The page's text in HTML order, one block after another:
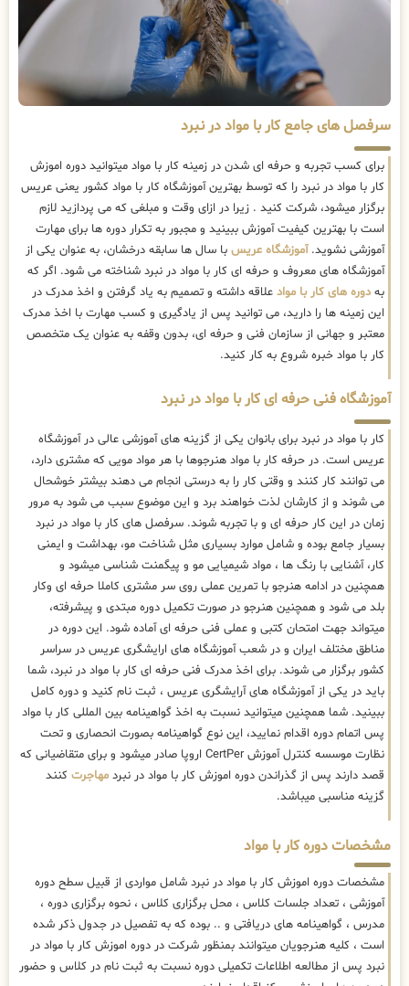
سرفصل های جامع کار با مواد در نبرد
برای کسب تجربه و حرفه ای شدن در زمینه کار با مواد میتوانید دوره اموزش
کار با مواد در نبرد را که توسط بهترینآموزشگاه کار با مواد کشور یعنی عریس
برگزار میشود، شرکت کنید . زیرا در ازای وقت و مبلغی که می پردازید لازم
است با بهترین کیفیت آموزش ببینید و مجبور به تکرار دوره ها برای مهارت
آموزشی نشوید.آموزشگاه عریس با سال ها سابقه درخشان، به عنوان یکی از
آموزشگاه های معروف و حرفه ای کار با مواد در نبرد شناخته می شود. اگر که
بهدوره های کار با مواد علاقه داشته و تصمیم به یاد گرفتن و اخذ مدرک در
این زمینه ها را دارید، می توانید پس از یادگیری و کسب مهارت با اخذ مدرک
معتبر و جهانی از سازمان فنی و حرفه ای، بدون وقفه به عنوان یک متخصص
کار با مواد خبره شروع به کار کنید.
آموزشگاه فنی حرفه ای کار با مواد در نبرد
کار با مواد در نبرد برای بانوان یکی از گزینه های آموزشی عالی در آموزشگاه
عریس است. در حرفه کار با مواد هنرجوها با هر مواد مویی که مشتری دارد،
می توانند کار کنند و وقتی کار را به درستی انجام می دهند بیشتر خوشحال
می شوند و از کارشان لذت خواهند برد و این موضوع سبب می شود به مرور
زمان در این کار حرفه ای و با تجربه شوند. سرفصل های کار با مواد در نبرد
بسیار جامع بوده و شامل موارد بسیاری مثل شناخت مو، بهداشت و ایمنی
کار، آشنایی با رنگ ها ، مواد شیمیایی مو و پیگمنت شناسی میشود و
همچنین در ادامه هنرجو با تمرین عملی روی سر مشتری کاملا حرفه ای وکار
بلد می شود و همچنین هنرجو در صورت تکمیل دوره مبتدی و پیشرفته،
میتواند جهت امتحان کتبی و عملی فنی حرفه ای آماده شود. این دوره در
مناطق مختلف ایران و در شعب آموزشگاه های ارایشگری عریس در سراسر
کشور برگزار می شوند. برای اخذ مدرک فنی حرفه ای کار با مواد در نبرد، شما
باید در یکی از آموزشگاه های آرایشگری عریس ، ثبت نام کنید و دوره کامل
ببینید. شما همچنین میتوانید نسبت به اخذ گواهینامه بین المللی کار با مواد
پس اتمام دوره اقدام نمایید، این نوع گواهینامه بصورت انحصاری و تحت
نظارت موسسه کنترل آموزش CertPer اروپا صادر میشود و برای متقاضیانی که
قصد دارند پس از گذراندن دوره اموزش کار با مواد در نبرد مهاجرت کنند
گزینه مناسبی میباشد.
مشخصات دوره کار با مواد
مشخصات دوره اموزش کار با مواد در نبرد شامل مواردی از قبیل سطح دوره
آموزشی ، تعداد جلسات کلاس ، محل برگزاری کلاس ، نحوه برگزاری دوره ،
مدرس ، گواهینامه های دریافتی و .. بوده که به تفصیل در جدول ذکر شده
است ، کلیه هنرجویان میتوانند بمنظور شرکت در دوره اموزش کار با مواد در
نبرد پس از مطالعه اطلاعات تکمیلی دوره نسبت به ثبت نام در کلاس و حضور